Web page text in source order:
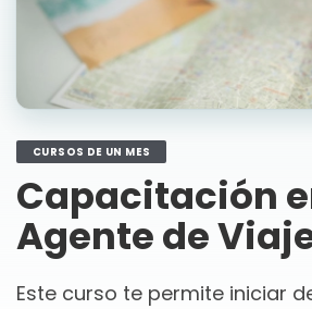
CURSOS DE UN MES
Capacitación
Agente de
Este curso te permite iniciar